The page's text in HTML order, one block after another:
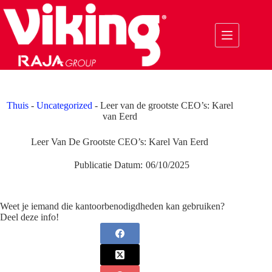
naar
inhoud
Thuis- Uncategorized - Leer van de grootste CEO’s: Karel
van Eerd
Leer Van De Grootste CEO’s: Karel Van Eerd
Publicatie Datum: 06/10/2025
Weet je iemand die kantoorbenodigdheden kan gebruiken?
Deel deze info!